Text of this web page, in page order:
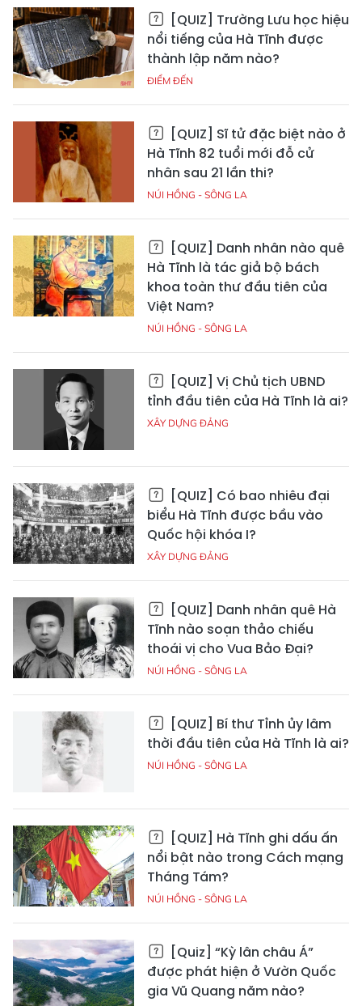
[QUIZ] Trường Lưu học hiệu
nổi tiếng của Hà Tĩnh được
thành lập năm nào?
ĐIỂM ĐẾN
[QUIZ] Sĩ tử đặc biệt nào ở
Hà Tĩnh 82 tuổi mới đỗ cử
nhân sau 21 lần thi?
NÚI HỒNG - SÔNG LA
[QUIZ] Danh nhân nào quê
Hà Tĩnh là tác giả bộ bách
khoa toàn thư đầu tiên của
Việt Nam?
NÚI HỒNG - SÔNG LA
[QUIZ] Vị Chủ tịch UBND
tỉnh đầu tiên của Hà Tĩnh là ai?
XÂY DỰNG ĐẢNG
[QUIZ] Có bao nhiêu đại
biểu Hà Tĩnh được bầu vào
Quốc hội khóa I?
XÂY DỰNG ĐẢNG
[QUIZ] Danh nhân quê Hà
Tĩnh nào soạn thảo chiếu
thoái vị cho Vua Bảo Đại?
NÚI HỒNG - SÔNG LA
[QUIZ] Bí thư Tỉnh ủy lâm
thời đầu tiên của Hà Tĩnh là ai?
NÚI HỒNG - SÔNG LA
[QUIZ] Hà Tĩnh ghi dấu ấn
nổi bật nào trong Cách mạng
Tháng Tám?
NÚI HỒNG - SÔNG LA
[Quiz] “Kỳ lân châu Á”
được phát hiện ở Vườn Quốc
gia Vũ Quang năm nào?